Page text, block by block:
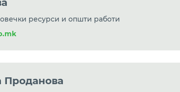
ресурси и општи работи
Проданова